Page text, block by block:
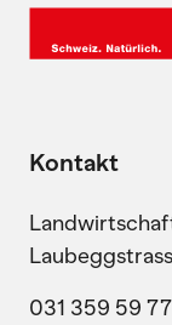
Kontakt
031 359 59 77